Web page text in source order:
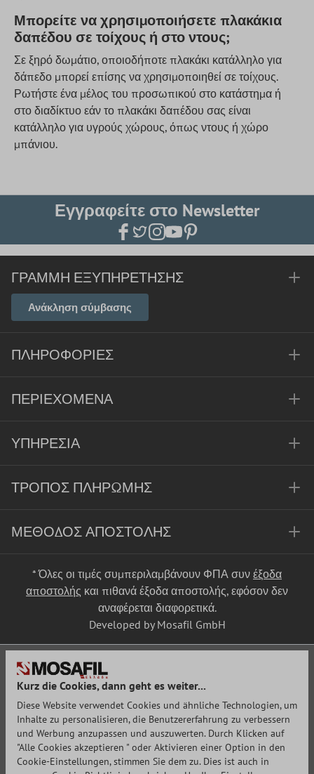
Μπορείτε να χρησιμοποιήσετε πλακάκια
δαπέδου σε τοίχους ή στο ντους;
Σε ξηρό δωμάτιο, οποιοδήποτε πλακάκι κατάλληλο για
δάπεδο μπορεί επίσης να χρησιμοποιηθεί σε τοίχους.
Ρωτήστε ένα μέλος του προσωπικού στο κατάστημα ή
στο διαδίκτυο εάν το πλακάκι δαπέδου σας είναι
κατάλληλο για υγρούς χώρους, όπως ντους ή χώρο
μπάνιου.
Εγγραφείτε στο Newsletter
ΓΡΑΜΜΉ ΕΞΥΠΗΡΈΤΗΣΗΣ
Ανάκληση σύμβασης
ΠΛΗΡΟΦΟΡΊΕΣ
ΠΕΡΙΕΧΌΜΕΝΑ
ΥΠΗΡΕΣΊΑ
ΤΡΌΠΟΣ ΠΛΗΡΩΜΉΣ
ΜΈΘΟΔΟΣ ΑΠΟΣΤΟΛΉΣ
* Όλες οι τιμές συμπεριλαμβάνουν ΦΠΑ συν έξοδα
αποστολής και πιθανά έξοδα αποστολής, εφόσον δεν
αναφέρεται διαφορετικά.
Developed by Mosafil GmbH
Kurz die Cookies, dann geht es weiter...
Diese Website verwendet Cookies und ähnliche Technologien, um
Inhalte zu personalisieren, die Benutzererfahrung zu verbessern
und Werbung anzupassen und auszuwerten. Durch Klicken auf
"Alle Cookies akzeptieren " oder Aktivieren einer Option in den
Cookie-Einstellungen, stimmen Sie dem zu. Dies ist auch in